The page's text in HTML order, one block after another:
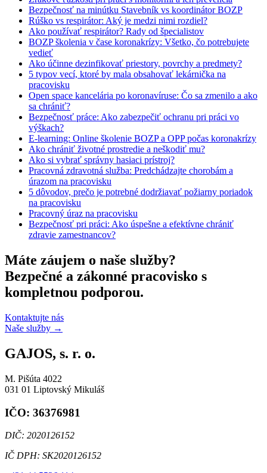
Bezpečnosť na minútku Stavebník vs koordinátor BOZP
Rúško vs respirátor: Aký je medzi nimi rozdiel?
Ako používať respirátor? Rady od špecialistov
BOZP školenia v čase koronakrízy: Všetko, čo potrebujete
vedieť
Ako účinne dezinfikovať priestory, povrchy a predmety?
5 typov vecí, ktoré by mala obsahovať lekárnička na
pracovisku
Open space kancelária po koronavíruse: Čo sa zmenilo a ako
sa chrániť?
Bezpečnosť práce: Ako zabezpečiť ochranu pri práci vo
výškach?
E-learning: Online školenie BOZP a OPP počas koronakrízy
Ako chrániť životné prostredie a neškodiť mu?
Ako si vybrať správny hasiaci prístroj?
Pracovná zdravotná služba: Predchádzajte chorobám a
úrazom na pracovisku
5 dôvodov, prečo je potrebné dodržiavať požiarny poriadok
na pracovisku
Pracovný úraz na pracovisku
Bezpečnosť pri práci: Ako úspešne a efektívne chrániť
zdravie zamestnancov?
Máte záujem o naše služby?
Bezpečné a zákonné pracovisko s
kompletnou podporou.
Kontaktujte nás
Naše služby →
GAJOS, s. r. o.
M. Pišúta 4022
031 01 Liptovský Mikuláš
IČO: 36376981
DIČ: 2020126152
IČ DPH: SK2020126152